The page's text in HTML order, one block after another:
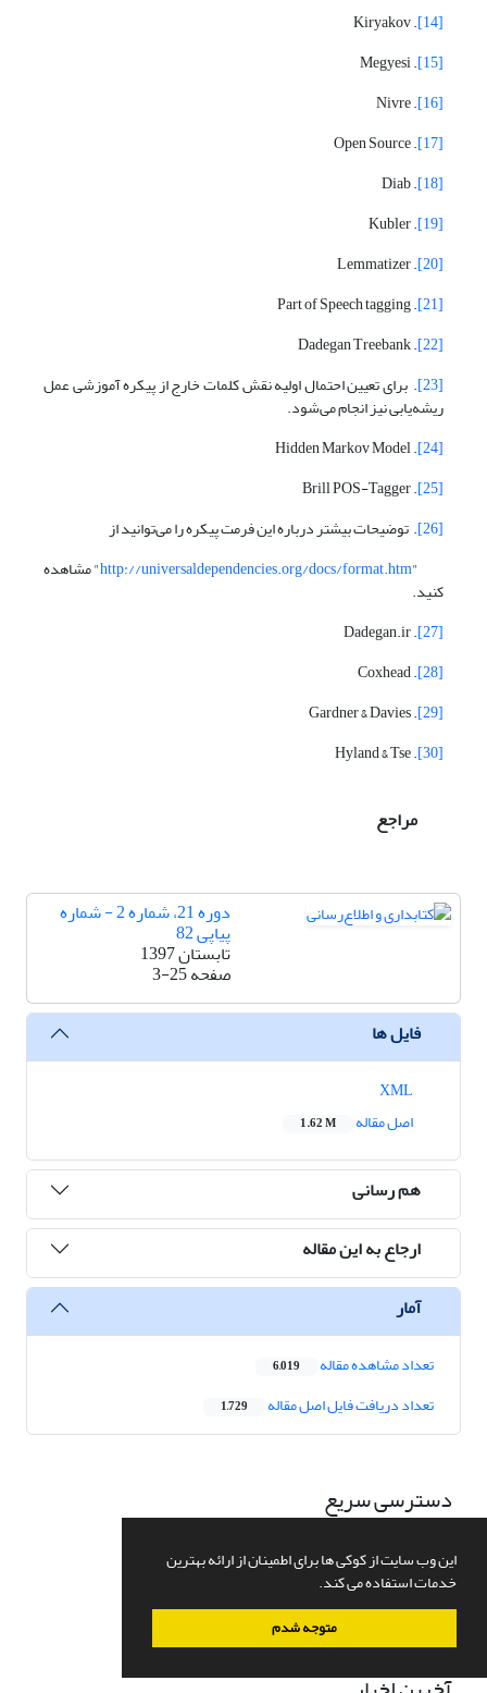
این وب سایت از کوکی ها برای اطمینان از ارائه بهترین
خدمات استفاده می کند.
متوجه شدم
[14]
. Kiryakov
[15]
. Megyesi
[16]
. Nivre
[17]
. Open Source
[18]
. Diab
[19]
. Kubler
[20]
. Lemmatizer
[21]
. Part of Speech tagging
[22]
. Dadegan Treebank
[23]
. برای تعیین احتمال اولیه نقش کلمات خارج از پیکره آموزشی عمل
ریشه‌یابی نیز انجام می‌شود.
[24]
. Hidden Markov Model
[25]
. Brill POS-Tagger
[26]
. توضیحات بیشتر درباره این فرمت پیکره را می‌توانید از
"
http://universaldependencies.org/docs/format.htm" مشاهده
کنید.
[27]
. Dadegan.ir
[28]
. Coxhead
[29]
. Gardner & Davies
[30]
. Hyland & Tse
مراجع
دوره 21، شماره 2 - شماره
پیاپی 82
تابستان 1397
صفحه3-25
فایل ها
اصل مقاله
1.62 M
هم رسانی
ارجاع به این مقاله
آمار
تعداد مشاهده مقاله 6,019
تعداد دریافت فایل اصل مقاله 1,729
دسترسی سریع
درباره نشریه
اعضای هیات تحریریه
ارسال مقاله
نقشه سایت